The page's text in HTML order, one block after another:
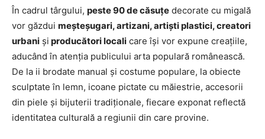
În cadrul târgului, peste 90de căsuțe decorate cu migală
vor găzdui meșteșugari, artizani, artiști plastici, creatori
urbani și producători locali care își vor expune creațiile,
aducând în atenția publicului arta populară românească.
De la ii brodate manual și costume populare, la obiecte
sculptate în lemn, icoane pictate cu măiestrie, accesorii
din piele și bijuterii tradiționale, fiecare exponat reflectă
identitatea culturală a regiunii din care provine.